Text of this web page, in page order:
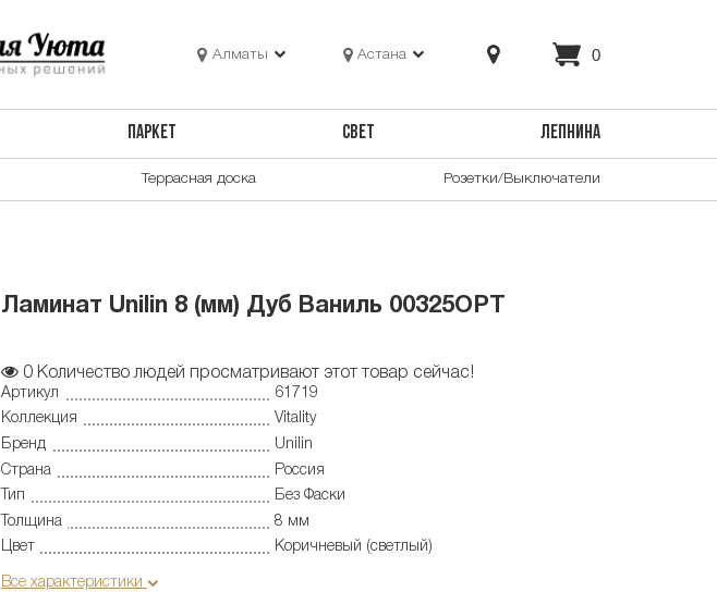
Алматы Астана 0
ПАРКЕТ СВЕТ ЛЕПНИНА
Террасная доска Розетки/Выключатели
Ламинат Unilin 8 (мм) Дуб Ваниль 00325OPT
0 Количество людей просматривают этот товар сейчас!
Артикул
61719
Коллекция
Vitality
Бренд
Unilin
Страна
Россия
Тип
Без Фаски
Толщина
8 мм
Цвет
Коричневый (светлый)
Все характеристики